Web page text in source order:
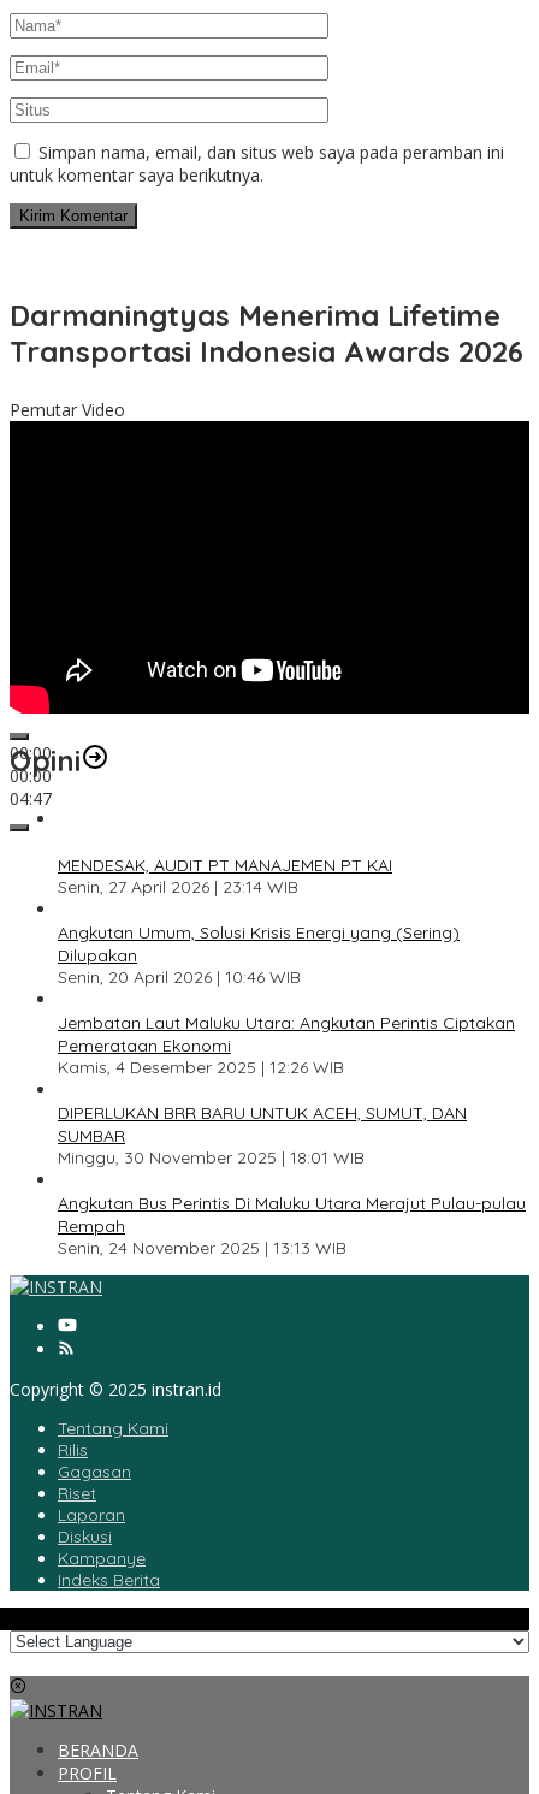
Simpan nama, email, dan situs web saya pada peramban ini
untuk komentar saya berikutnya.
Darmaningtyas Menerima Lifetime
Transportasi Indonesia Awards 2026
Pemutar Video
00:00
00:00
04:47
Opini
MENDESAK, AUDIT PT MANAJEMEN PT KAI
Senin, 27 April 2026 | 23:14 WIB
Angkutan Umum, Solusi Krisis Energi yang (Sering)
Dilupakan
Senin, 20 April 2026 | 10:46 WIB
Jembatan Laut Maluku Utara: Angkutan Perintis Ciptakan
Pemerataan Ekonomi
Kamis, 4 Desember 2025 | 12:26 WIB
DIPERLUKAN BRR BARU UNTUK ACEH, SUMUT, DAN
SUMBAR
Minggu, 30 November 2025 | 18:01 WIB
Angkutan Bus Perintis Di Maluku Utara Merajut Pulau-pulau
Rempah
Senin, 24 November 2025 | 13:13 WIB
Copyright © 2025 instran.id
Tentang Kami
Rilis
Gagasan
Riset
Laporan
Diskusi
Kampanye
Indeks Berita
BERANDA
PROFIL